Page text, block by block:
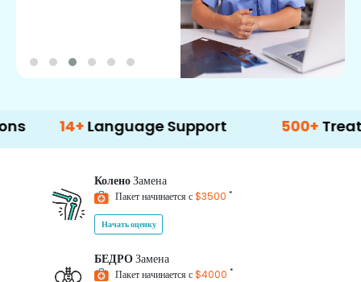
14+ Language Support 500+ Treatment
КоленоЗамена
Пакет начинается с$3500 *
Начать оценку
БЕДРОЗамена
Пакет начинается с$4000 *